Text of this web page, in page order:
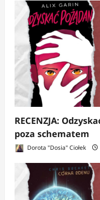
RECENZJA:
poza schematem
Dorota "Dosia" Ciołek